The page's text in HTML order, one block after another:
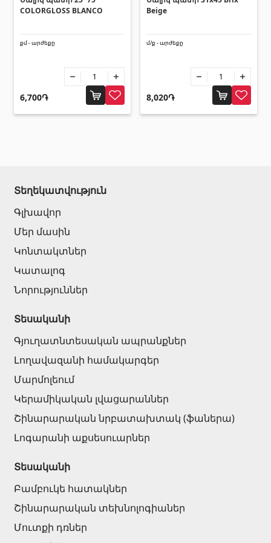
Հովհանոցներ և ճոճեր
Հովանոցներ
Այլ տեսականի
Շինարարական նրբատախտակ (ֆաներա) (4)
Բոլորը
COLORGLOSS BLANCO
քմ - արժեքը
6,700֏
Beige
մ/ք - արժեքը
8,020֏
Տեղեկատվություն
Գլխավոր
Մեր մասին
Կոնտակտներ
Կատալոգ
Նորություններ
Տեսականի
Գյուղատնտեսական ապրանքներ
Լողավազանի համակարգեր
Մարմոլեում
Կերամիկական լվացարաններ
Շինարարական նրբատախտակ (ֆաներա)
Լոգարանի աքսեսուարներ
Տեսականի
Բամբուկե հատակներ
Շինարարական տեխնոլոգիաներ
Մուտքի դռներ